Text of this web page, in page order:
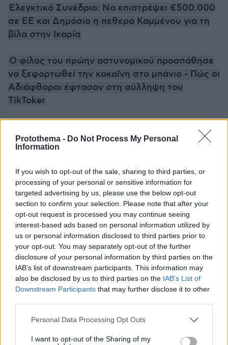
Protothema - Do Not Process My Personal
Information
If you wish to opt-out of the sale, sharing to third parties, or
processing of your personal or sensitive information for
targeted advertising by us, please use the below opt-out
section to confirm your selection. Please note that after your
opt-out request is processed you may continue seeing
interest-based ads based on personal information utilized by
us or personal information disclosed to third parties prior to
your opt-out. You may separately opt-out of the further
disclosure of your personal information by third parties on the
IAB’s list of downstream participants. This information may
also be disclosed by us to third parties on the IAB’s List of
Downstream Participants that may further disclose it to other
Please note that this website/app uses one or more Google
not limited to your visit or usage behaviour. You may click to
Personal Data Processing Opt Outs
I want to opt-out of the Sharing of my
Ελεγκτικό Συνέδριο: Να επιστρέψει €500.000
σε ΕΕ και Δημόσιο η πεθερά Καμμένου για τη
βίλα στην Ικαρία
Ο φίλος του πρώην αστυνομικού προσπάθησε
να ξεφορτωθεί την κοκαΐνη στο μπάνιο - Πώς οι
Αδιάφθοροι έφτασαν στη σύλληψη του
TikToker
Δανία: «Είναι πορνογραφικό» λένε - Εξετάζεται
Thema Insights
Ακολουθήστε το protothema.gr στο Google News
και μάθετε πρώτοι όλες τις ειδήσεις
Δείτε όλες τις τελευταίεςΕιδήσειςαπό την Ελλάδα
και τον Κόσμο, τη στιγμή που συμβαίνουν, στο
Protothema.gr